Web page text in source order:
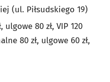
(ul. Piłsudskiego 19)
ulgowe 80 zł, VIP 120
80 zł, ulgowe 60 zł,